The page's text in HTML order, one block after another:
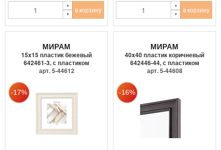
в корзину в корзину
МИРАМ
15x15 пластик бежевый
642461-3, с пластиком
арт. 5-44612
МИРАМ
40x40 пластик коричневый
642446-44, с пластиком
арт. 5-44608